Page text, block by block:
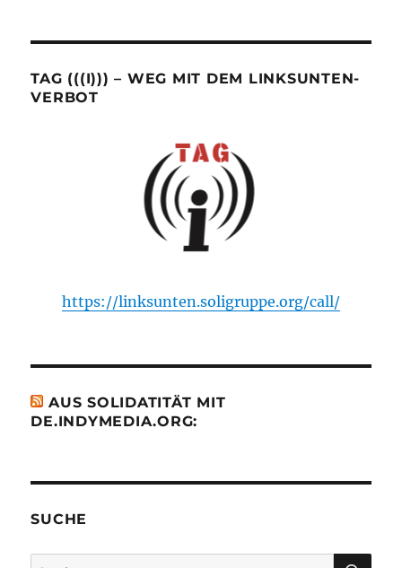
TAG (((I))) – WEG MIT DEM LINKSUNTEN-
VERBOT
https://linksunten.soligruppe.org/call/
AUS SOLIDATITÄT MIT
DE.INDYMEDIA.ORG:
SUCHE